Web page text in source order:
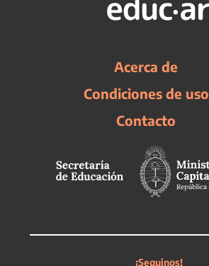
Acerca de
Condiciones de uso
Contacto
¡Seguinos!